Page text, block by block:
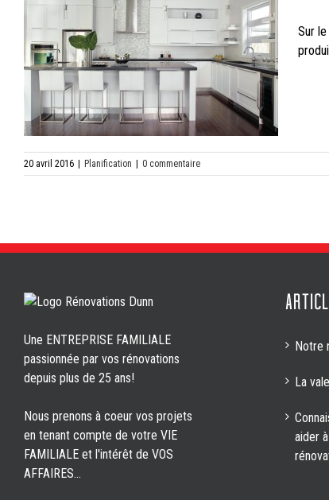
Sur
20 avril 2016 Planification 0 commentaire
Une ENTREPRISE FAMILIALE
passionnée par vos rénovations
depuis plus de 25 ans!
Nous prenons à coeur vos projets
en tenant compte de votre VIE
FAMILIALE et l'intérêt de VOS
AFFAIRES...
Notre
La
aider